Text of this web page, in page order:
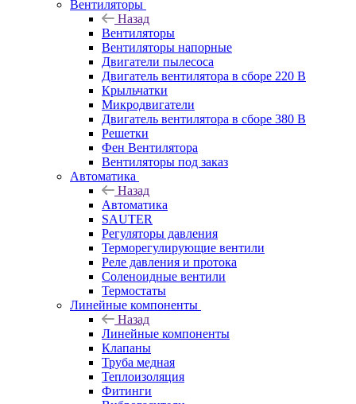
Вентиляторы
Назад
Вентиляторы
Вентиляторы напорные
Двигатели пылесоса
Двигатель вентилятора в сборе 220 В
Крыльчатки
Микродвигатели
Двигатель вентилятора в сборе 380 В
Решетки
Фен Вентилятора
Вентиляторы под заказ
Автоматика
Назад
Автоматика
SAUTER
Регуляторы давления
Терморегулирующие вентили
Реле давления и протока
Соленоидные вентили
Термостаты
Линейные компоненты
Назад
Линейные компоненты
Клапаны
Труба медная
Теплоизоляция
Фитинги